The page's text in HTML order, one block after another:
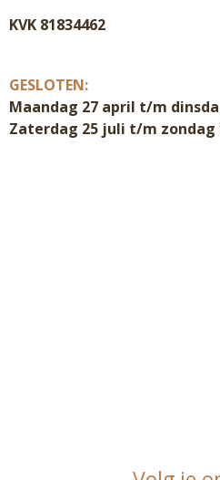
KVK 81834462
GESLOTEN:
Maandag 27 april t/m
Zaterdag 25 juli t/m zondag